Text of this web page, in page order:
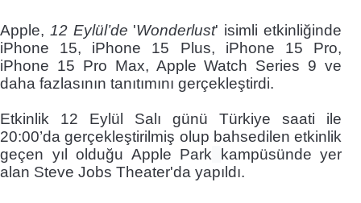
Apple, 12 Eylül’de 'Wonderlust' isimli etkinliğinde
iPhone 15, iPhone 15 Plus, iPhone 15 Pro,
iPhone 15 Pro Max, Apple Watch Series 9 ve
daha fazlasının tanıtımını gerçekleştirdi.
Etkinlik 12 Eylül Salı günü Türkiye saati ile
20:00’da gerçekleştirilmiş olup bahsedilen etkinlik
geçen yıl olduğu Apple Park
kampüsünde yer
alan Steve Jobs Theater'da yapıldı.